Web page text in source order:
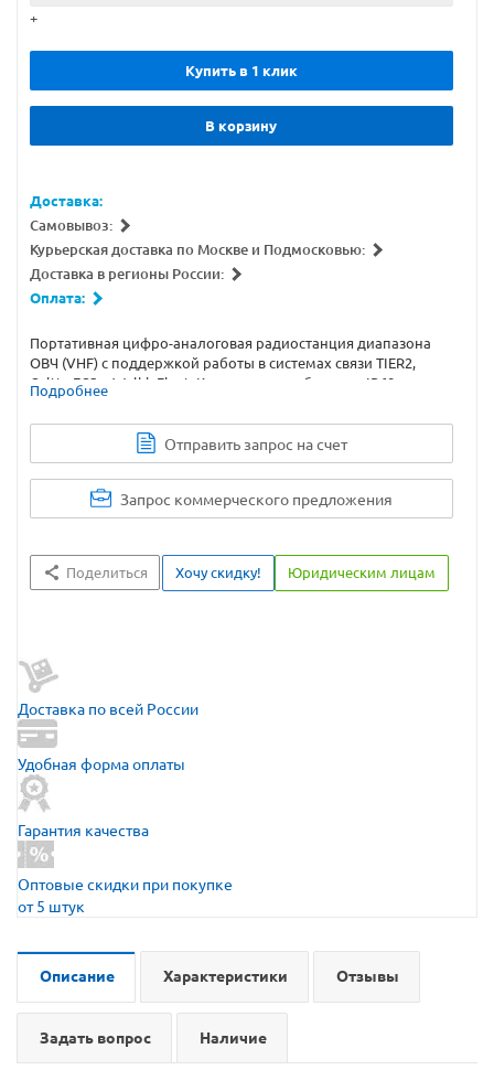
+
Купить в 1 клик
В корзину
Доставка:
Самовывоз:
Курьерская доставка по Москве и Подмосковью:
Доставка в регионы России:
Оплата:
Портативная цифро-аналоговая радиостанция диапазона
ОВЧ (VHF) с поддержкой работы в системах связи TIER2,
Caltta ECS и WalkieFleet. Класс защиты оболочки IP68,
Bluetooth, GPS и GLONASS (опционально).
Подробнее
Отправить запрос на счет
Запрос коммерческого предложения
Поделиться Хочу скидку! Юридическим лицам
Доставка по всей России
Удобная форма оплаты
Гарантия качества
Оптовые скидки при покупке
от 5 штук
Описание Характеристики Отзывы
Задать вопрос Наличие